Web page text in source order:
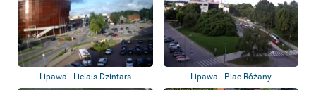
Lipawa - Lielais Dzintars Lipawa - Plac Różany